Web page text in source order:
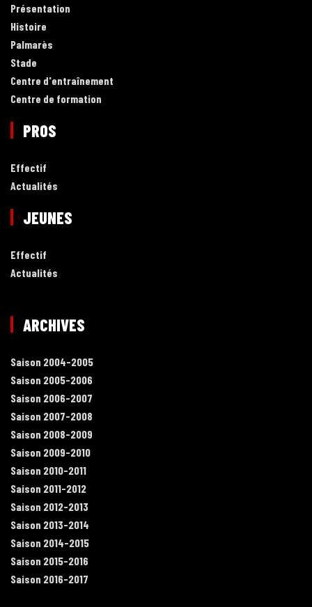
Présentation
Histoire
Palmarès
Stade
Centre d'entraînement
Centre de formation
PROS
Effectif
Actualités
JEUNES
Effectif
Actualités
ARCHIVES
Saison 2004-2005
Saison 2005-2006
Saison 2006-2007
Saison 2007-2008
Saison 2008-2009
Saison 2009-2010
Saison 2010-2011
Saison 2011-2012
Saison 2012-2013
Saison 2013-2014
Saison 2014-2015
Saison 2015-2016
Saison 2016-2017